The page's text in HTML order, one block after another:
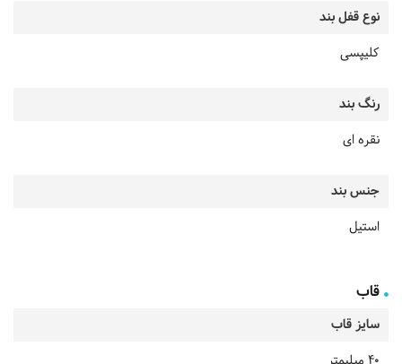
نوع قفل بند
کلیپسی
رنگ بند
نقره ای
جنس بند
استیل
قاب
سایز قاب